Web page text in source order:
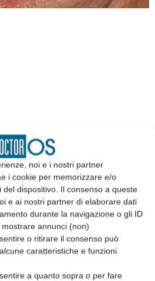
noi e i nostri partner
i cookie per memorizzare e/o
dispositivo. Il consenso a queste
e ai nostri partner di elaborare dati
durante la navigazione o gli ID
annunci (non)
o ritirare il consenso può
caratteristiche e funzioni.
a quanto sopra o per fare